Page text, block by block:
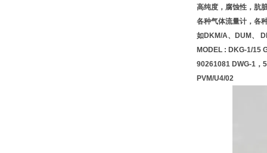
高纯度，腐蚀性，肮
各种气体流量计，各
如DKM/A、DUM、
MODEL : DKG-1/15
90261081 DWG-1，5
PVM/U4/02